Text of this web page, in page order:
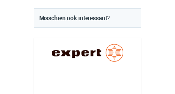
Misschien ook interessant?